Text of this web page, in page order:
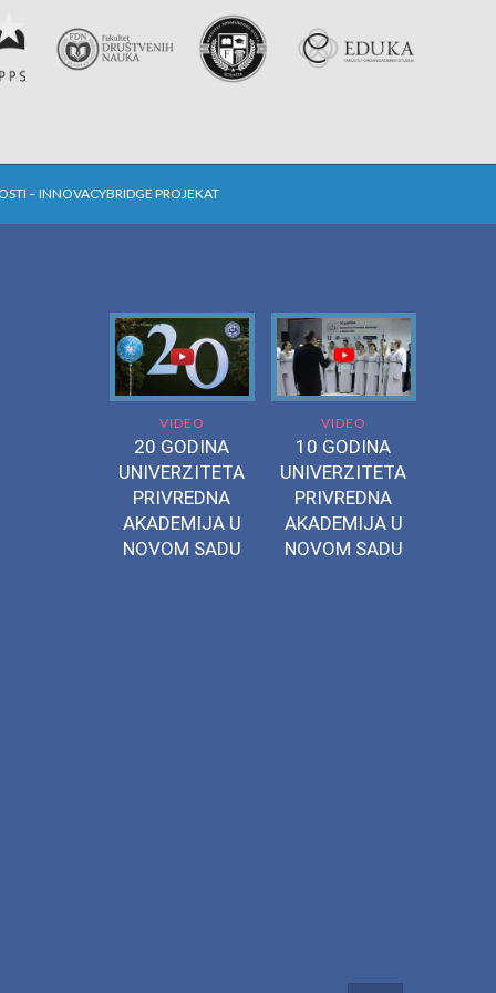
– INNOVACYBRIDGE PROJEKAT
VIDEO
20 GODINA
UNIVERZITETA
PRIVREDNA
AKADEMIJA U
NOVOM SADU
VIDEO
10 GODINA
UNIVERZITETA
PRIVREDNA
AKADEMIJA U
NOVOM SADU